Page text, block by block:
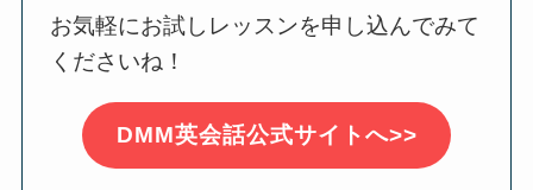
お気軽にお試しレッスンを申し込んでみて
くださいね！
DMM英会話公式サイトへ>>